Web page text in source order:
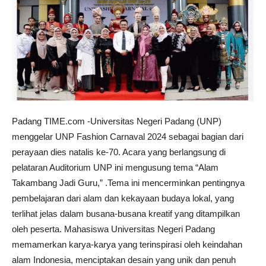
Padang TIME.com -Universitas Negeri Padang (UNP)
menggelar UNP Fashion Carnaval 2024 sebagai bagian dari
perayaan dies natalis ke-70. Acara yang berlangsung di
pelataran Auditorium UNP ini mengusung tema “Alam
Takambang Jadi Guru,” .Tema ini mencerminkan pentingnya
pembelajaran dari alam dan kekayaan budaya lokal, yang
terlihat jelas dalam busana-busana kreatif yang ditampilkan
oleh peserta. Mahasiswa Universitas Negeri Padang
memamerkan karya-karya yang terinspirasi oleh keindahan
alam Indonesia, menciptakan desain yang unik dan penuh